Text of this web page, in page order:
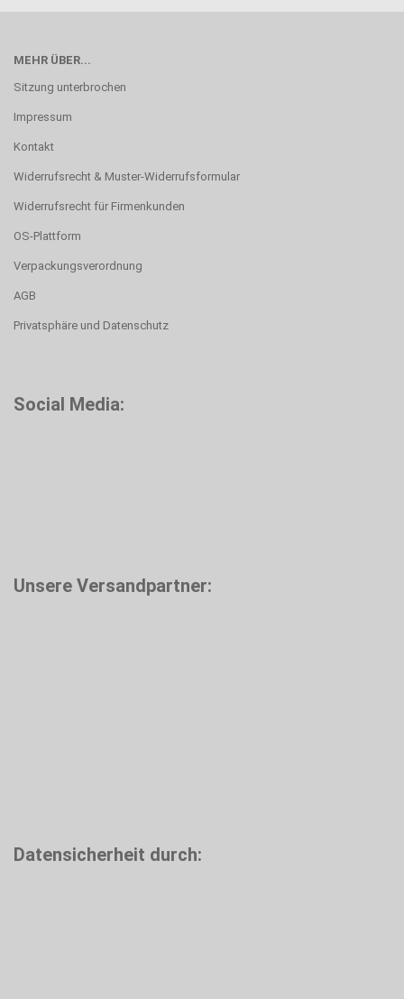
MEHR ÜBER...
Sitzung unterbrochen
Impressum
Kontakt
Widerrufsrecht & Muster-Widerrufsformular
Widerrufsrecht für Firmenkunden
OS-Plattform
Verpackungsverordnung
AGB
Privatsphäre und Datenschutz
Social Media:
Unsere Versandpartner:
Datensicherheit durch: